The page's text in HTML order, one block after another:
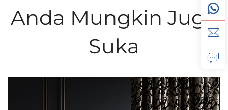
Anda Mungkin Juga
Suka